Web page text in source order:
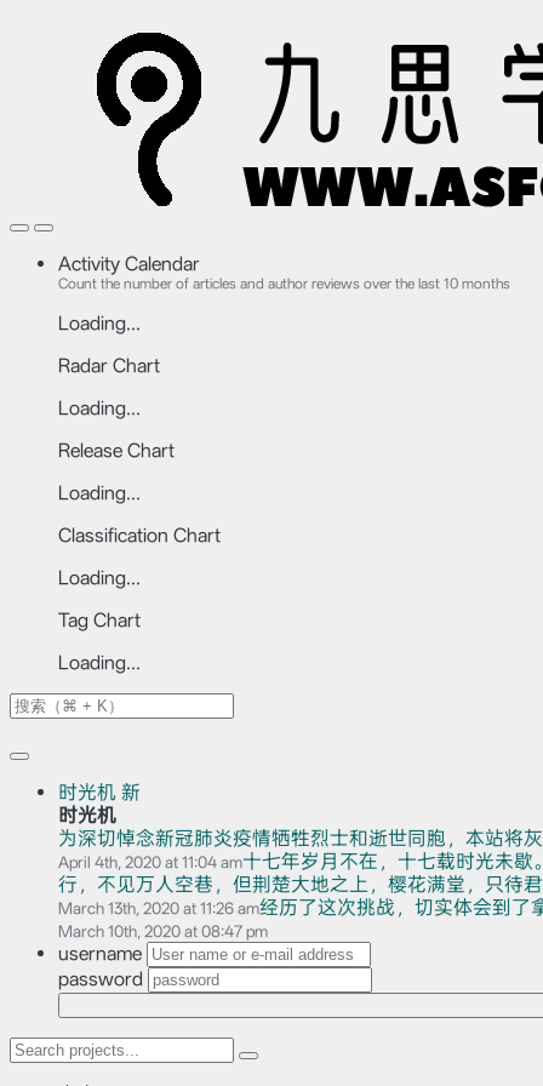
Activity Calendar
Count the number of articles and author reviews over the last 10 months
Loading...
Radar Chart
Loading...
Release Chart
Loading...
Classification Chart
Loading...
Tag Chart
Loading...
时光机 新
时光机
为深切悼念新冠肺炎疫情牺牲烈士和逝世同胞，本站将
April 4th, 2020 at 11:04 am十七年岁月不在，十七载时光未
行，不见万人空巷，但荆楚大地之上，樱花满堂，只待
March 13th, 2020 at 11:26 am经历了这次挑战，切实体会到了
March 10th, 2020 at 08:47 pm
username
password